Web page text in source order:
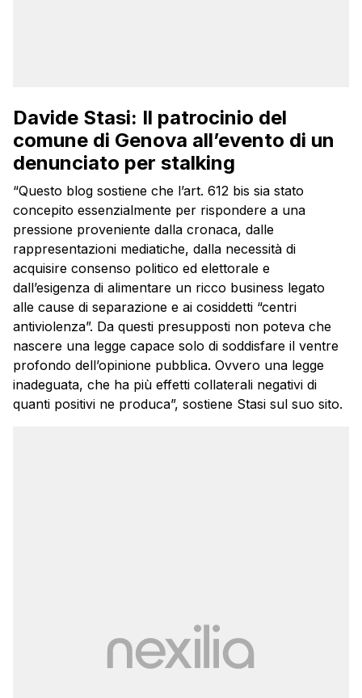
Davide Stasi: Il patrocinio del
comune di Genova all’evento di un
denunciato per stalking
“Questo blog sostiene che l’art. 612 bis sia stato
concepito essenzialmente per rispondere a una
pressione proveniente dalla cronaca, dalle
rappresentazioni mediatiche, dalla necessità di
acquisire consenso politico ed elettorale e
dall’esigenza di alimentare un ricco business legato
alle cause di separazione e ai cosiddetti “centri
antiviolenza”. Da questi presupposti non poteva che
nascere una legge capace solo di soddisfare il ventre
profondo dell’opinione pubblica. Ovvero una legge
inadeguata, che ha più effetti collaterali negativi di
quanti positivi ne produca”, sostiene Stasi sul suo sito.